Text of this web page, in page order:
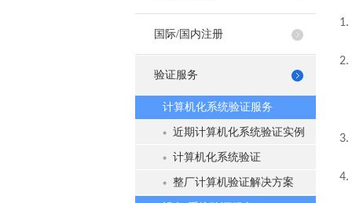
国际/国内注册
验证服务
计算机化系统验证服务
近期计算机化系统验证实例
计算机化系统验证
整厂计算机验证解决方案
1.
2.
3.
4.